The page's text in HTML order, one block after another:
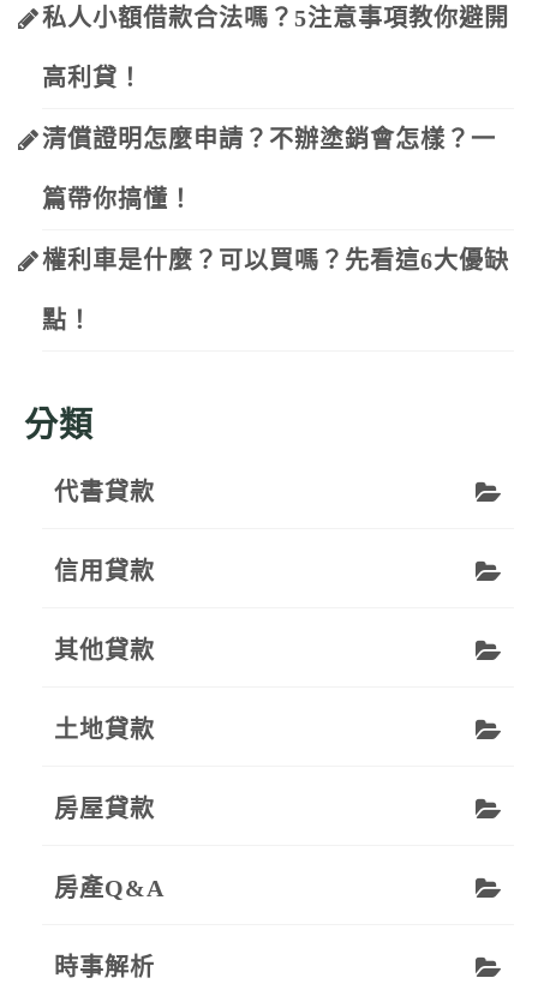
私人小額借款合法嗎？5注意事項教你避開
高利貸！
清償證明怎麼申請？不辦塗銷會怎樣？一
篇帶你搞懂！
權利車是什麼？可以買嗎？先看這6大優缺
點！
分類
代書貸款
信用貸款
其他貸款
土地貸款
房屋貸款
房產Q&A
時事解析